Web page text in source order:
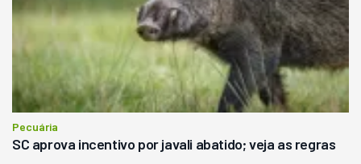
Pecuária
SC aprova incentivo por javali abatido; veja as regras